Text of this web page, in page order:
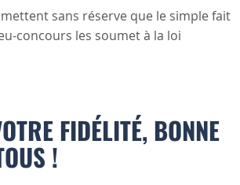
sans réserve que le simple fait
concours les soumet à la loi
FIDÉLITÉ, BONNE
!